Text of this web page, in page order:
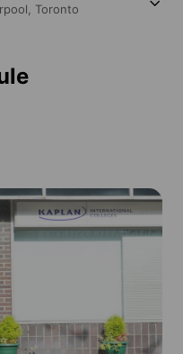
Toronto